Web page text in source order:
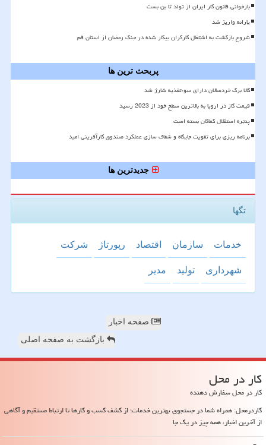
بازخوانی قانون کار ایران از تولد تا بن بست
یارانه واریز شد
شروع بازگشت به اشتغال کارگران بیکار شده در جنگ رمضان از استان قم
پربحث ترین ها
کالا برگ خردسالان دارای سوءتغذیه شارژ شد
قیمت گاز در اروپا به بالاترین سطح خود از 2023 رسید
پنجره استقلال کماکان بسته است
برنامه ریزی برای تقویت جایگاه و شفاف سازی عملکرد صندوق کارآفرینی امید
جدیدترین ها
تگها
خدمات سازمان اقتصاد رپورتاژ شركت
شهرداری تولید مدیر
صفحه اخبار
بازگشت به صفحه اصلی
كار در محل
کار در محل سفارش دهنده
کاردرمحل: همراه شما در جستجوی بهترین خدمات؛ از کشف کسب و کارها تا ارتباط مستقیم و آگاهی
از آخرین اخبار، همه چیز در یک جا